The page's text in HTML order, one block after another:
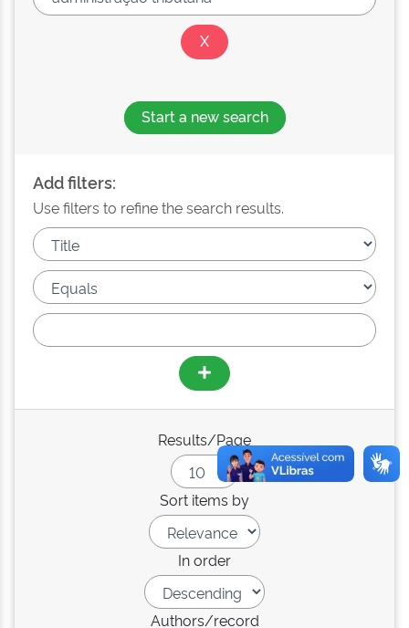
Start a new search
Add filters:
Use filters to refine the search results.
Results/Page
Sort items by
In order
Authors/record